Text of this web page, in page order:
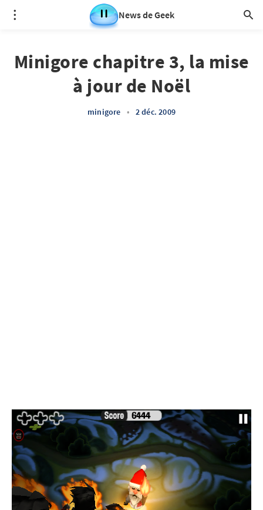
News de Geek
Minigore chapitre 3, la mise
à jour de Noël
minigore • 2 déc. 2009